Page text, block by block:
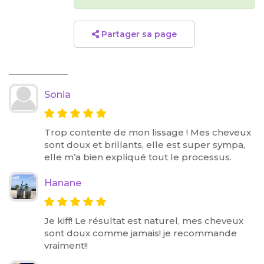
Partager sa page
Sonia
Trop contente de mon lissage ! Mes cheveux
sont doux et brillants, elle est super sympa,
elle m’a bien expliqué tout le processus.
Hanane
Je kiff! Le résultat est naturel, mes cheveux
sont doux comme jamais! je recommande
vraiment!!